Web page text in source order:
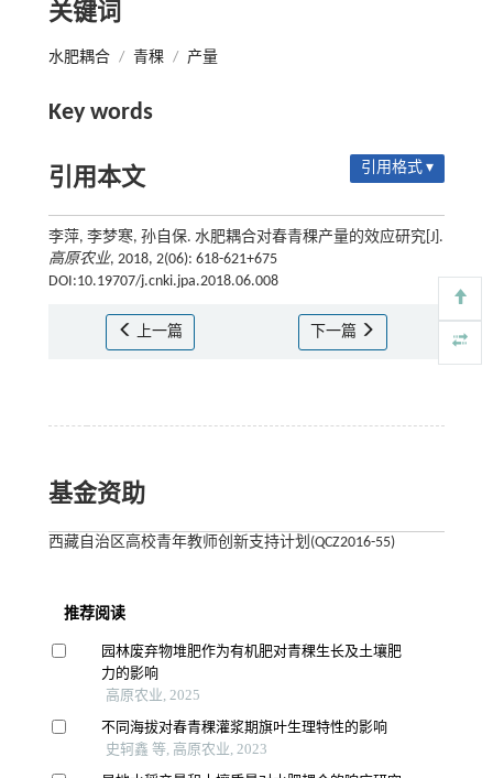
关键词
水肥耦合 / 青稞 / 产量
Key words
引用本文 引用格式 ▾
李萍, 李梦寒, 孙自保. 水肥耦合对春青稞产量的效应研究[J].
高原农业, 2018, 2(06): 618-621+675
DOI:10.19707/j.cnki.jpa.2018.06.008
上一篇 下一篇
基金资助
西藏自治区高校青年教师创新支持计划(QCZ2016-55)